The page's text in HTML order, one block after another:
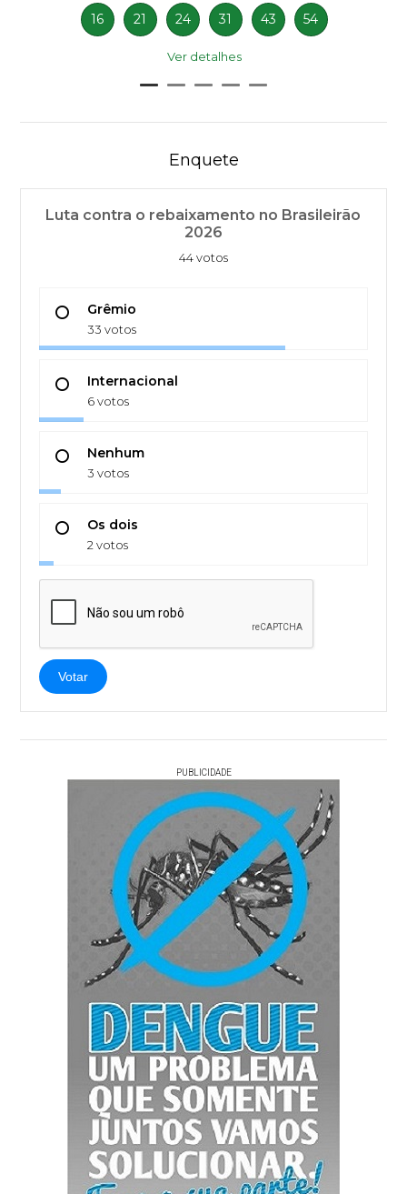
16 21 24 31 43 54
Ver detalhes
Enquete
Luta contra o rebaixamento no Brasileirão
2026
44 votos
Grêmio
33 votos
Internacional
6 votos
Nenhum
3 votos
Os dois
2 votos
Votar
PUBLICIDADE